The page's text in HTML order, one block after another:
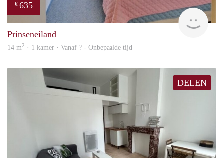
€ 635
Prinseneiland
14 m2 · 1 kamer · Vanaf ? - Onbepaalde tijd
DELEN